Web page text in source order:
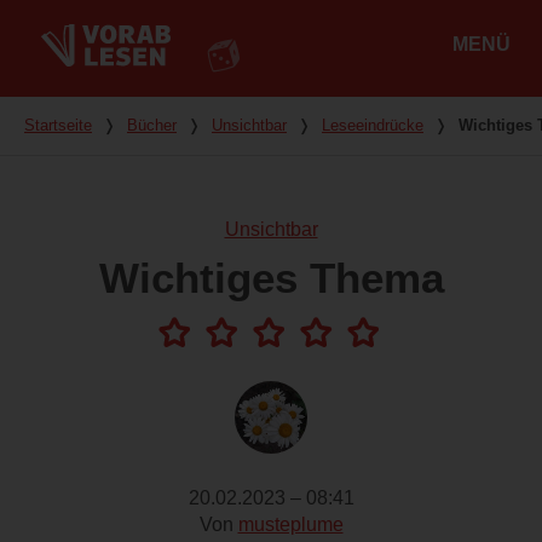
MENÜ
Du bist hier
Startseite ❭ Bücher ❭ Unsichtbar ❭ Leseeindrücke ❭ Wichtiges
Unsichtbar
Wichtiges Thema
20.02.2023 – 08:41
Von musteplume